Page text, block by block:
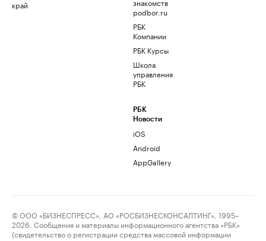
край
podbor.ru
РБК
Компании
РБК Курсы
Школа
управления
РБК
РБК
Новости
iOS
Android
AppGallery
© ООО «БИЗНЕСПРЕСС», АО «РОСБИЗНЕСКОНСАЛТИНГ», 1995–
2026. Сообщения и материалы информационного агентства «РБК»
(свидетельство о регистрации средства массовой информации